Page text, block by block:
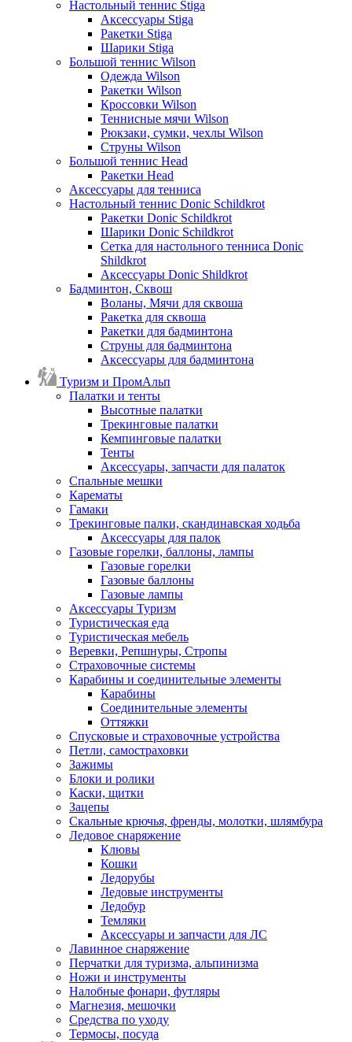
Настольный теннис Stiga
Аксессуары Stiga
Ракетки Stiga
Шарики Stiga
Большой теннис Wilson
Одежда Wilson
Ракетки Wilson
Кроссовки Wilson
Теннисные мячи Wilson
Рюкзаки, сумки, чехлы Wilson
Струны Wilson
Большой теннис Head
Ракетки Head
Аксессуары для тенниса
Настольный теннис Donic Schildkrot
Ракетки Donic Schildkrot
Шарики Donic Schildkrot
Сетка для настольного тенниса Donic
Shildkrot
Аксессуары Donic Shildkrot
Бадминтон, Сквош
Воланы, Мячи для сквоша
Ракетка для сквоша
Ракетки для бадминтона
Струны для бадминтона
Аксессуары для бадминтона
Туризм и ПромАльп
Палатки и тенты
Высотные палатки
Трекинговые палатки
Кемпинговые палатки
Тенты
Аксессуары, запчасти для палаток
Спальные мешки
Карематы
Гамаки
Трекинговые палки, скандинавская ходьба
Аксессуары для палок
Газовые горелки, баллоны, лампы
Газовые горелки
Газовые баллоны
Газовые лампы
Аксессуары Туризм
Туристическая еда
Туристическая мебель
Веревки, Репшнуры, Стропы
Страховочные системы
Карабины и соединительные элементы
Карабины
Соединительные элементы
Оттяжки
Спусковые и страховочные устройства
Петли, самостраховки
Зажимы
Блоки и ролики
Каски, щитки
Зацепы
Скальные крючья, френды, молотки, шлямбура
Ледовое снаряжение
Клювы
Кошки
Ледорубы
Ледовые инструменты
Ледобур
Темляки
Аксессуары и запчасти для ЛС
Лавинное снаряжение
Перчатки для туризма, альпинизма
Ножи и инструменты
Налобные фонари, футляры
Магнезия, мешочки
Средства по уходу
Термосы, посуда